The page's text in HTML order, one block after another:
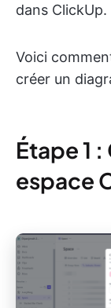
dans ClickUp.
Voici
créer un
Étape 1
espace